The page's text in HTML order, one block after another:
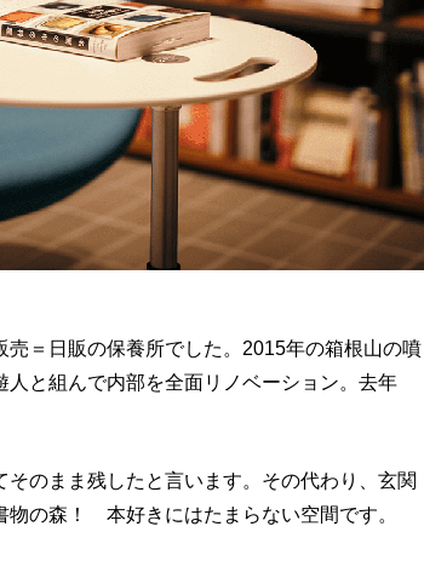
売＝日販の保養所でした。2015年の箱根山の噴
と組んで内部を全面リノベーション。去年
のまま残したと言います。その代わり、玄関
の森！ 本好きにはたまらない空間です。